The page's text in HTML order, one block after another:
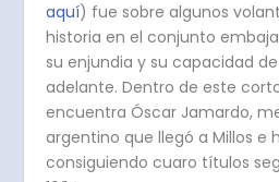
aquí) fue sobre algunos
historia en el conjunto
su enjundia y su capacidad
adelante. Dentro de este
encuentra Óscar Jamardo,
argentino que llegó a Millos e
consiguiendo cuaro títulos